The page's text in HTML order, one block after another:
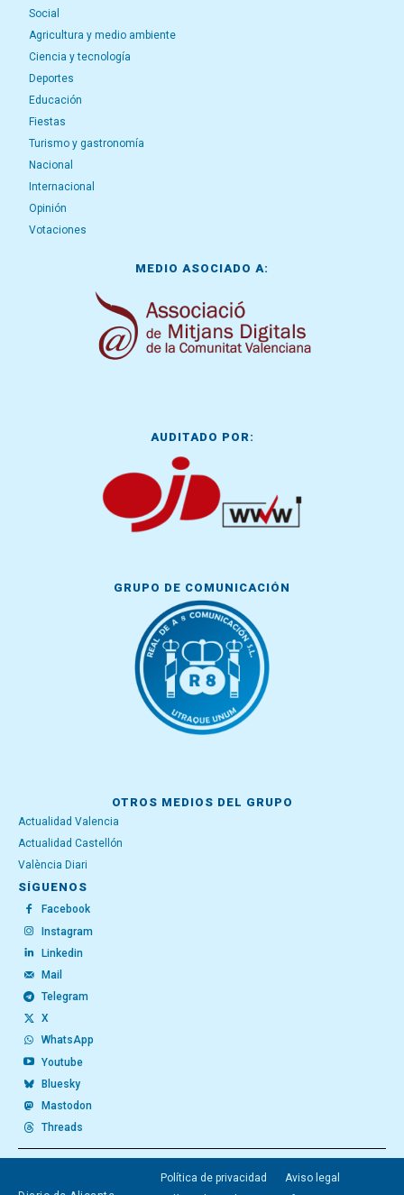
Social
Agricultura y medio ambiente
Ciencia y tecnología
Deportes
Educación
Fiestas
Turismo y gastronomía
Nacional
Internacional
Opinión
Votaciones
MEDIO ASOCIADO A:
AUDITADO POR:
GRUPO DE COMUNICACIÓN
OTROS MEDIOS DEL GRUPO
Actualidad Valencia
Actualidad Castellón
València Diari
SÍGUENOS
Facebook
Instagram
Linkedin
Mail
Telegram
X
WhatsApp
Youtube
Bluesky
Mastodon
Threads
Política de privacidad
Aviso legal